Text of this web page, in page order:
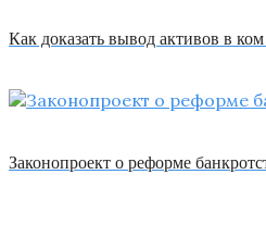
Как доказать вывод активов в
Законопроект о реформе